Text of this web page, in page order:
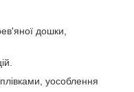
дошки,
уособлення